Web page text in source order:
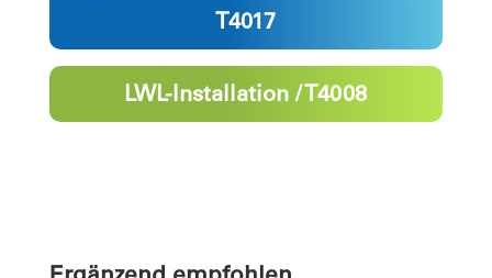
T4017
LWL-Installation / T4008